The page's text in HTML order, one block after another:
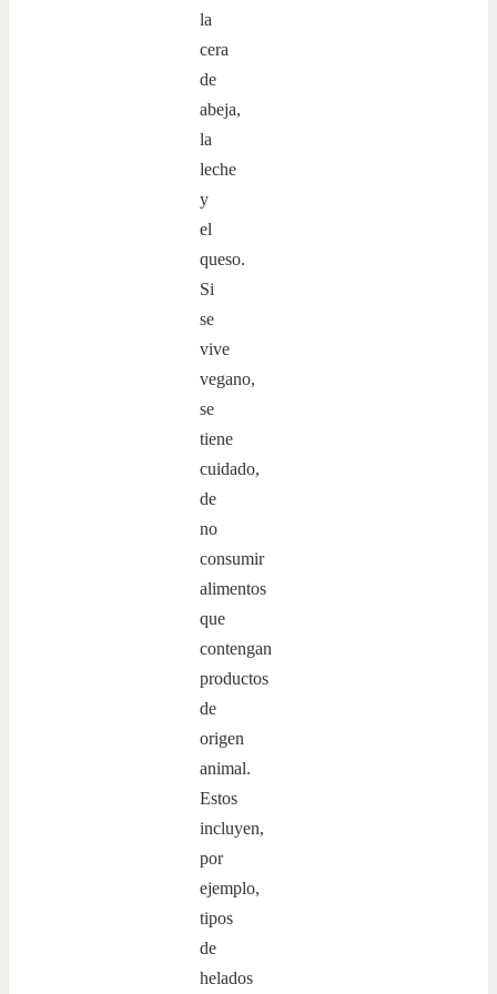
la
cera
de
abeja,
la
leche
y
el
queso.
Si
se
vive
vegano,
se
tiene
cuidado,
de
no
consumir
alimentos
que
contengan
productos
de
origen
animal.
Estos
incluyen,
por
ejemplo,
tipos
de
helados